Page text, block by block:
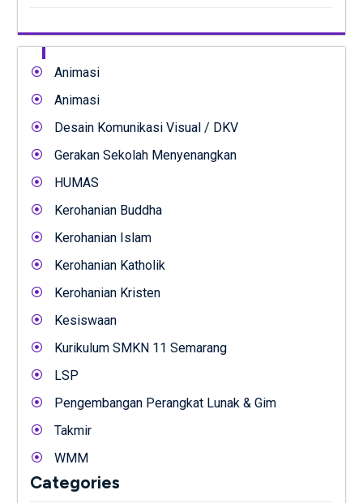
Animasi
Animasi
Desain Komunikasi Visual / DKV
Gerakan Sekolah Menyenangkan
HUMAS
Kerohanian Buddha
Kerohanian Islam
Kerohanian Katholik
Kerohanian Kristen
Kesiswaan
Kurikulum SMKN 11 Semarang
LSP
Pengembangan Perangkat Lunak & Gim
Takmir
WMM
Categories